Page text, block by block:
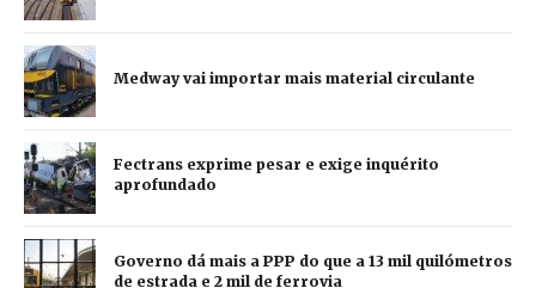
Medway vai importar mais material circulante
Fectrans exprime pesar e exige inquérito
aprofundado
Governo dá mais a PPP do que a 13 mil quilómetros
de estrada e 2 mil de ferrovia